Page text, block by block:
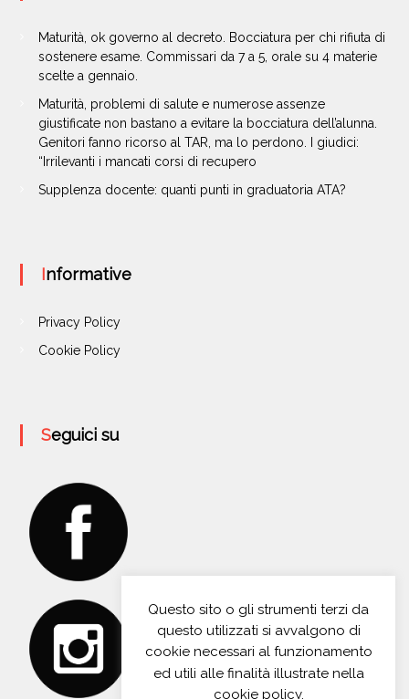
Maturità, ok governo al decreto. Bocciatura per chi rifiuta di
sostenere esame. Commissari da 7 a 5, orale su 4 materie
scelte a gennaio.
Maturità, problemi di salute e numerose assenze
giustificate non bastano a evitare la bocciatura dell’alunna.
Genitori fanno ricorso al TAR, ma lo perdono. I giudici:
“Irrilevanti i mancati corsi di recupero
Supplenza docente: quanti punti in graduatoria ATA?
Informative
Privacy Policy
Cookie Policy
Seguici su
Questo sito o gli strumenti terzi da
questo utilizzati si avvalgono di
cookie necessari al funzionamento
ed utili alle finalità illustrate nella
cookie policy.